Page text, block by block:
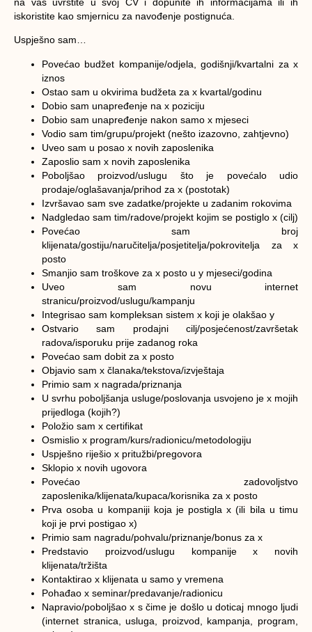
iskoristite kao smjernicu za navođenje postignuća.
Uspješno sam…
Povećao budžet kompanije/odjela, godišnji/kvartalni za x
iznos
Ostao sam u okvirima budžeta za x kvartal/godinu
Dobio sam unapređenje na x poziciju
Dobio sam unapređenje nakon samo x mjeseci
Vodio sam tim/grupu/projekt (nešto izazovno, zahtjevno)
Uveo sam u posao x novih zaposlenika
Zaposlio sam x novih zaposlenika
Poboljšao proizvod/uslugu što je povećalo udio
prodaje/oglašavanja/prihod za x (postotak)
Izvršavao sam sve zadatke/projekte u zadanim rokovima
Nadgledao sam tim/radove/projekt kojim se postiglo x (cilj)
Povećao sam broj
klijenata/gostiju/naručitelja/posjetitelja/pokrovitelja za x
posto
Smanjio sam troškove za x posto u y mjeseci/godina
Uveo sam novu internet
stranicu/proizvod/uslugu/kampanju
Integrisao sam kompleksan sistem x koji je olakšao y
Ostvario sam prodajni cilj/posjećenost/završetak
radova/isporuku prije zadanog roka
Povećao sam dobit za x posto
Objavio sam x članaka/tekstova/izvještaja
Primio sam x nagrada/priznanja
U svrhu poboljšanja usluge/poslovanja usvojeno je x mojih
prijedloga (kojih?)
Položio sam x certifikat
Osmislio x program/kurs/radionicu/metodologiju
Uspješno riješio x pritužbi/pregovora
Sklopio x novih ugovora
Povećao zadovoljstvo
zaposlenika/klijenata/kupaca/korisnika za x posto
Prva osoba u kompaniji koja je postigla x (ili bila u timu
koji je prvi postigao x)
Primio sam nagradu/pohvalu/priznanje/bonus za x
Predstavio proizvod/uslugu kompanije x novih
klijenata/tržišta
Kontaktirao x klijenata u samo y vremena
Pohađao x seminar/predavanje/radionicu
Napravio/poboljšao x s čime je došlo u doticaj mnogo ljudi
(internet stranica, usluga, proizvod, kampanja, program,